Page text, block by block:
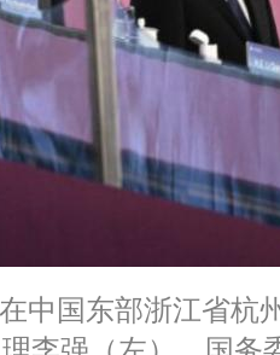
中国东部浙江省杭